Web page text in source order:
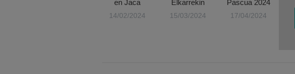
en Jaca
14/02/2024
Elkarrekin
15/03/2024
Pascua 2024
17/04/2024